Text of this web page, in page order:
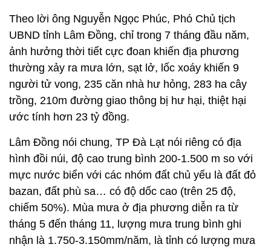
Theo lời ông Nguyễn Ngọc Phúc, Phó Chủ tịch
UBND tỉnh Lâm Đồng, chỉ trong 7 tháng đầu năm,
ảnh hưởng thời tiết cực đoan khiến địa phương
thường xảy ra mưa lớn, sạt lở, lốc xoáy khiến 9
người tử vong, 235 căn nhà hư hỏng, 283 ha cây
trồng, 210m đường giao thông bị hư hại, thiệt hại
ước tính hơn 23 tỷ đồng.
Lâm Đồng nói chung, TP Đà Lạt nói riêng có địa
hình đồi núi, độ cao trung bình 200-1.500 m so với
mực nước biển với các nhóm đất chủ yếu là đất đỏ
bazan, đất phù sa… có độ dốc cao (trên 25 độ,
chiếm 50%). Mùa mưa ở địa phương diễn ra từ
tháng 5 đến tháng 11, lượng mưa trung bình ghi
nhận là 1.750-3.150mm/năm, là tỉnh có lượng mưa